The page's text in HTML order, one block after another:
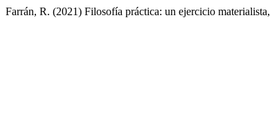
Farrán, R. (2021) Filosofía práctica: un ejercicio materialista,